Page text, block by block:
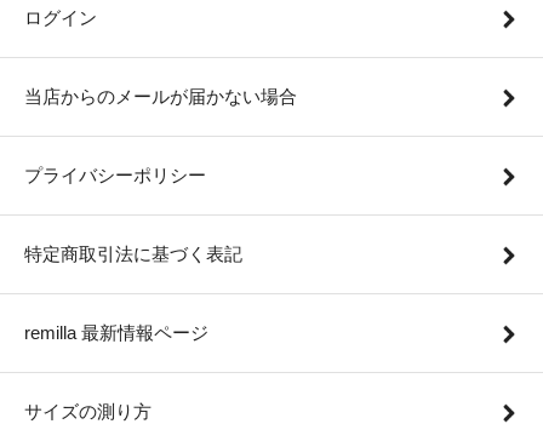
ログイン
当店からのメールが届かない場合
プライバシーポリシー
特定商取引法に基づく表記
remilla 最新情報ページ
サイズの測り方